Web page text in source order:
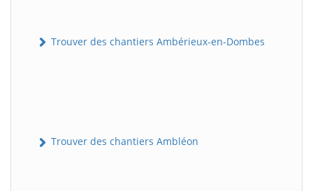
Trouver des chantiers Ambérieux-en-Dombes
Trouver des chantiers Ambléon